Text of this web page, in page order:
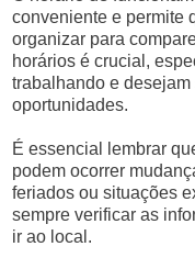
conveniente e permite
organizar para
horários é crucial,
trabalhando e
oportunidades.
É essencial lembrar
podem ocorrer
feriados ou situações
sempre verificar as
ir ao local.